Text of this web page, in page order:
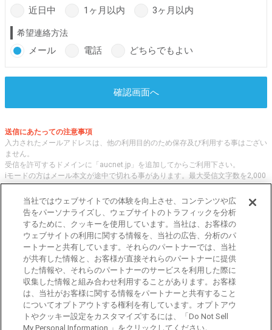
近日中 1ヶ月以内 3ヶ月以内
希望連絡方法
メール 電話 どちらでもよい
確認画面へ
送信にあたっての注意事項
入力されたメールアドレスは、他の利用目的のため保存及び利用する事はござい
ません。
受信を許可するドメインに「aucnet.jp」を追加してからご利用下さい。
iモードの方はメール本文が途中で切れる事があります。最大受信文字数を2,000
文字へ変更してご利用ください
オークネット.jpでは、全国の中古車について、 「評価点と星の数」の情報をも
とに、信頼性の高い中古車情報を提供しています。
車種・エリア・走行距離等の基本的な中古車の状態から、「評価点と星の数」に
よる検索、装備品等のオプション等の詳細検索等、こだわりの中古車を様々な角
度から探すことが可能です。 国内外の各メーカー・車種を多く取り揃え、皆さ
まに安心と信頼の全国の中古車についての情報をお届け致します。
東京都公安委員会許可 第301001105434号
当社ではウェブサイトでの体験を向上させ、コンテンツや広
告をパーソナライズし、ウェブサイトのトラフィックを分析
するために、クッキーを使用しています。当社は、お客様の
ウェブサイトの利用に関する情報を、当社の広告、分析のパ
ートナーと共有しています。それらのパートナーでは、当社
が共有した情報と、お客様が直接それらのパートナーに提供
した情報や、それらのパートナーのサービスを利用した際に
収集した情報と組み合わせ利用することがあります。お客様
は、当社がお客様に関する情報をパートナーと共有すること
についてオプトアウトする権利を有しています。オプトアウ
トやクッキー設定をカスタマイズするには、「Do Not Sell
My Personal Information 」をクリックしてください。